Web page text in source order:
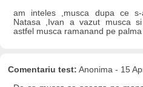
am inteles ,musca dupa ce
Natasa ,Ivan a vazut musca
astfel musca ramanand pe palma
Comentariu test: Anonima - 15